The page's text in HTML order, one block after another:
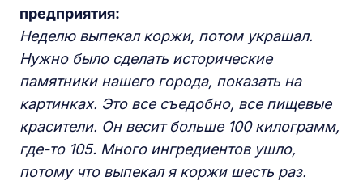
предприятия:
Неделю выпекал коржи, потом украшал.
Нужно было сделать исторические
памятники нашего города, показать на
картинках. Это все съедобно, все пищевые
красители. Он весит больше 100 килограмм,
где-то 105. Много ингредиентов ушло,
потому что выпекал я коржи шесть раз.